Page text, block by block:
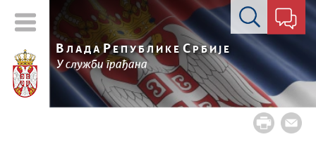
Контакт форма
В ЛАДА РЕПУБЛИКЕ СРБИЈЕ
У служби грађана